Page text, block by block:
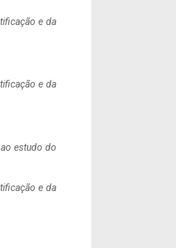
e da
e da
estudo do
e da